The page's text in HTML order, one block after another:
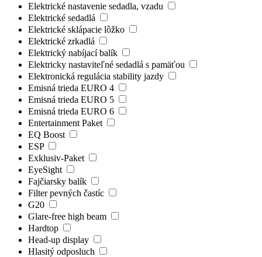
Elektrické nastavenie sedadla, vzadu
Elektrické sedadlá
Elektrické sklápacie lôžko
Elektrické zrkadlá
Elektrický nabíjací balík
Elektricky nastaviteľné sedadlá s pamäťou
Elektronická regulácia stability jazdy
Emisná trieda EURO 4
Emisná trieda EURO 5
Emisná trieda EURO 6
Entertainment Paket
EQ Boost
ESP
Exklusiv-Paket
EyeSight
Fajčiarsky balík
Filter pevných častíc
G20
Glare-free high beam
Hardtop
Head-up display
Hlasitý odposluch